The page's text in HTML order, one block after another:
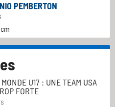
PEMBERTON
U17 : UNE TEAM USA
FORTE